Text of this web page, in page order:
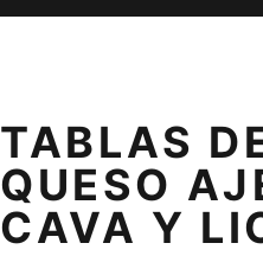
TABLAS
QUESO
CAVA Y